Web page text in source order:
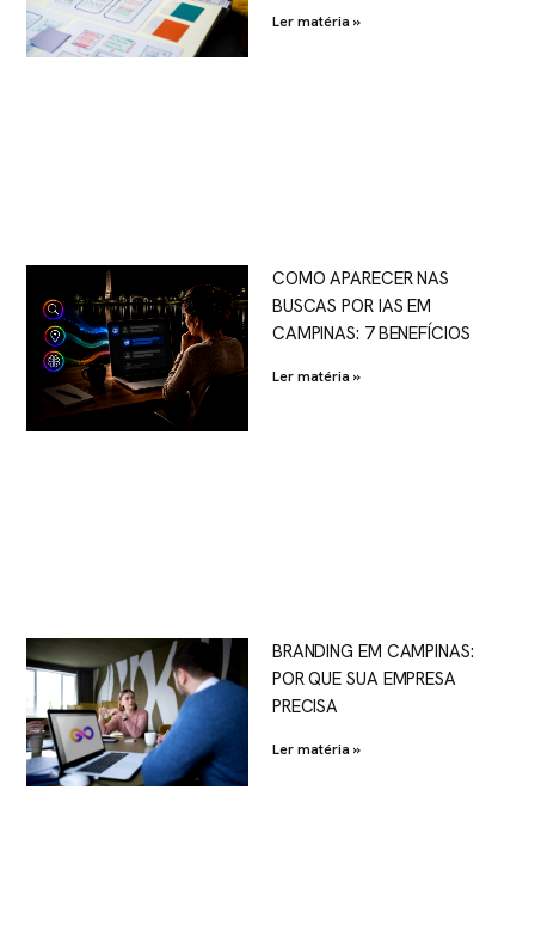
Ler matéria »
COMO APARECER NAS
BUSCAS POR IAS EM
CAMPINAS: 7 BENEFÍCIOS
Ler matéria »
BRANDING EM CAMPINAS:
POR QUE SUA EMPRESA
PRECISA
Ler matéria »